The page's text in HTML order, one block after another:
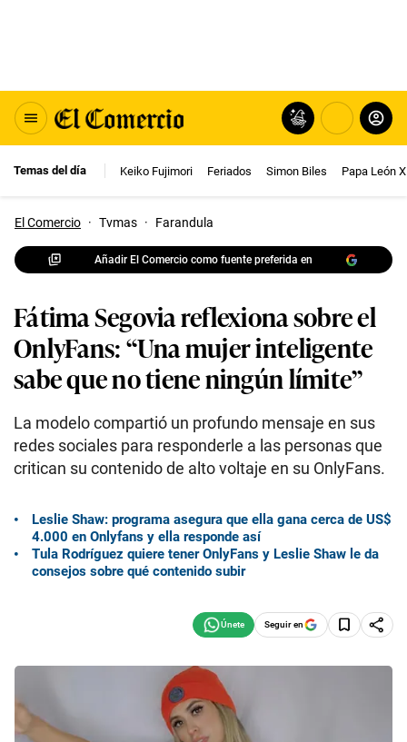
Temas del día Keiko Fujimori Feriados Simon Biles Papa León
El Comercio · Tvmas · Farandula
Añadir El Comercio como fuente preferida en
Fátima Segovia reflexiona sobre el
OnlyFans: “Una mujer inteligente
sabe que no tiene ningún límite”
La modelo compartió un profundo mensaje en sus
redes sociales para responderle a las personas que
critican su contenido de alto voltaje en su OnlyFans.
Leslie Shaw: programa asegura que ella gana cerca de US$
4.000 en Onlyfans y ella responde así
Tula Rodríguez quiere tener OnlyFans y Leslie Shaw le da
consejos sobre qué contenido subir
Seguir en